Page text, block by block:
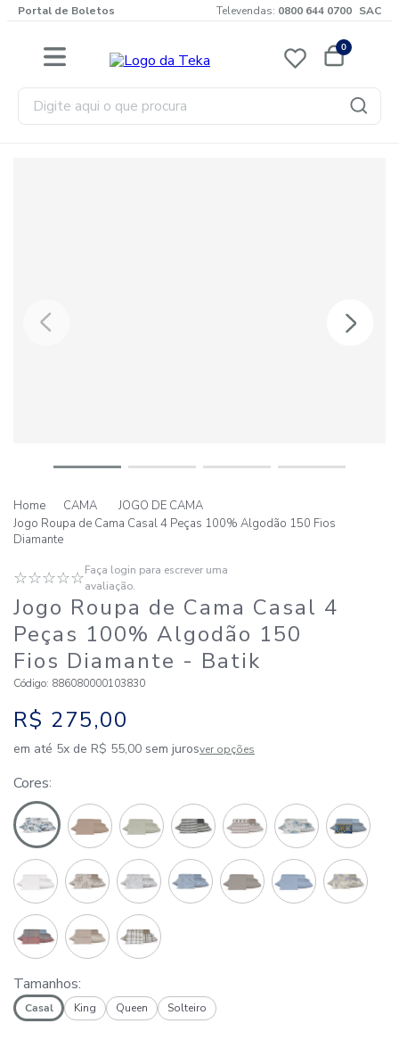
Portal de Boletos Televendas: 0800 644 0700 SAC
0
Digite aqui o que procura
CAMA
JOGO DE CAMA
Jogo Roupa de Cama Casal 4 Peças 100% Algodão 150 Fios
Diamante
☆☆☆☆☆Faça login para escrever uma
avaliação.
Jogo Roupa de Cama Casal 4
Peças 100% Algodão 150
Fios Diamante - Batik
Código: 886080000103830
R$ 275,00
em até 5x de R$ 55,00 sem jurosver opções
Cores
Tamanhos:
Casal King Queen Solteiro